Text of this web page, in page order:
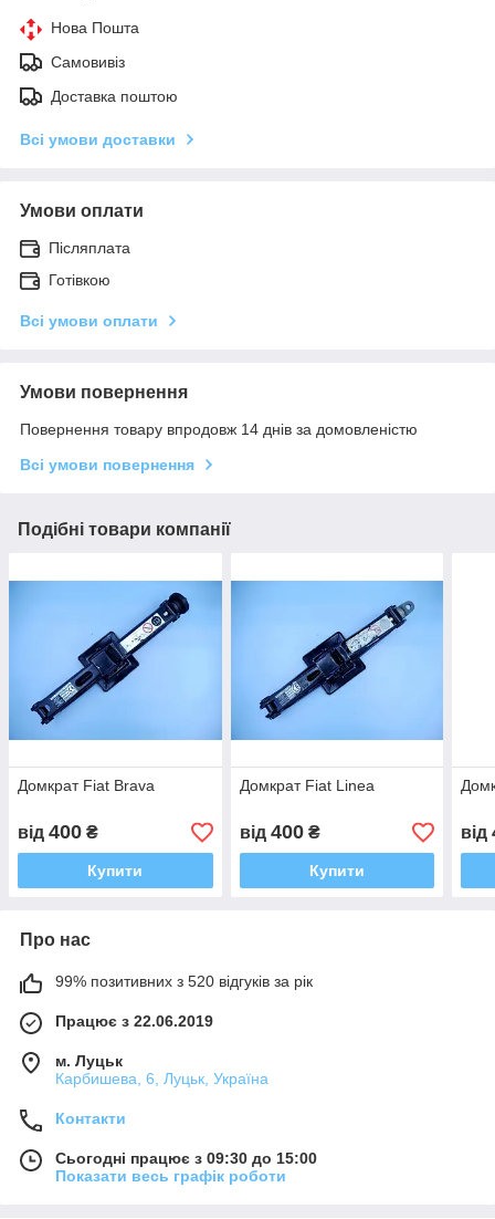
Нова Пошта
Самовивіз
Доставка поштою
Всі умови доставки
Умови оплати
Післяплата
Готівкою
Всі умови оплати
Умови повернення
Повернення товару впродовж 14 днів за домовленістю
Всі умови повернення
Подібні товари компанії
Домкрат Fiat Brava
від 400 ₴
Купити
Домкрат Fiat Linea
від 400₴
Купити
від
Про нас
99% позитивних з 520 відгуків за рік
Працює з 22.06.2019
м. Луцьк
Карбишева, 6, Луцьк, Україна
Контакти
Сьогодні працює з 09:30 до 15:00
Показати весь графік роботи